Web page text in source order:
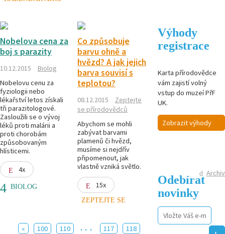
Nobelova cena za
boj s parazity
10.12.2015
Biolog
Nobelovu cenu za
fyziologii nebo
lékařství letos získali
tři parazitologové.
Zasloužili se o vývoj
léků proti malárii a
proti chorobám
způsobovaným
hlísticemi.
4x
BIOLOG
Co způsobuje
barvu ohně a
hvězd? A jak jejich
barva souvisí s
teplotou?
08.12.2015
Zeptejte
se přírodovědců
Abychom se mohli
zabývat barvami
plamenů či hvězd,
musíme si nejdřív
připomenout, jak
vlastně vzniká světlo.
15x
ZEPTEJTE SE
« 100 110 ... 117
118
Výhody
registrace
Karta přírodovědce
vám zajistí volný
vstup do muzeí PřF
UK.
Zobrazit výhody
Archiv
Odebírat
novinky